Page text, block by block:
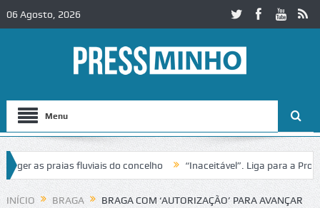
06 Agosto, 2026
Menu
praias fluviais do concelho “Inaceitável”. Liga para a Proteção
de trânsito no IC2 em Alcobaça Igreja do Castelo de
INÍCIO BRAGA
BRAGA COM ‘AUTORIZAÇÃO’ PARA AVANÇAR